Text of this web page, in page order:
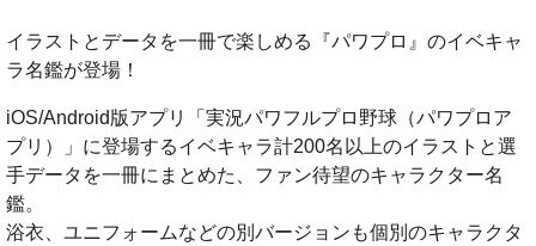
イラストとデータを一冊で楽しめる『パワプロ』のイベキャ
ラ名鑑が登場！
iOS/Android版アプリ「実況パワフルプロ野球（パワプロア
プリ）」に登場するイベキャラ計200名以上のイラストと選
手データを一冊にまとめた、ファン待望のキャラクター名
鑑。
浴衣、ユニフォームなどの別バージョンも個別のキャラクタ